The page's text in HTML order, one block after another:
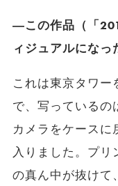
―この作品（「
ィジュアルになっ
これは東京タワー
で、写っているの
カメラをケースに
入りました。プリ
の真ん中が抜けて